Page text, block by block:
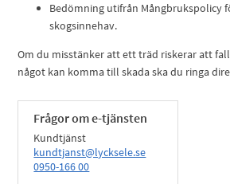
Bedömning utifrån Mångbrukspolicy
skogsinnehav.
Om du misstänker att ett träd riskerar att
något kan komma till skada ska du ringa
Frågor om e-tjänsten
Kundtjänst
kundtjanst@lycksele.se
0950-166 00